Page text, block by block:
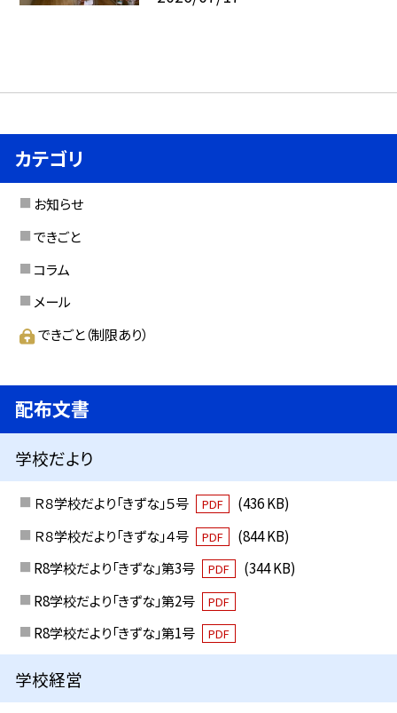
カテゴリ
お知らせ
できごと
コラム
メール
できごと（制限あり）
配布文書
学校だより
Ｒ８学校だより「きずな」５号 PDF
(436 KB)
Ｒ８学校だより「きずな」４号
PDF
(844 KB)
R8学校だより「きずな」第3号
PDF
(344 KB)
R8学校だより「きずな」第2号
PDF
R8学校だより「きずな」第1号 PDF
学校経営